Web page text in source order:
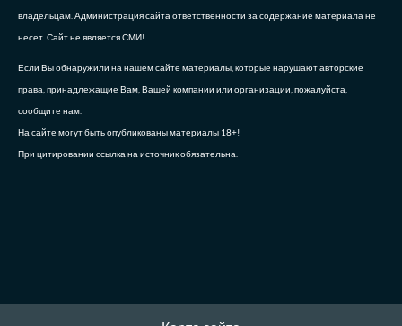
владельцам. Администрация сайта ответственности за содержание материала не
несет. Сайт не является СМИ!
Если Вы обнаружили на нашем сайте материалы, которые нарушают авторские
права, принадлежащие Вам, Вашей компании или организации, пожалуйста,
сообщите нам.
На сайте могут быть опубликованы материалы 18+!
При цитировании ссылка на источник обязательна.